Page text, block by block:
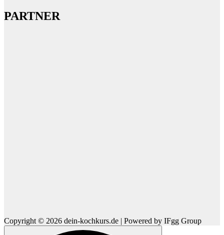
PARTNER
Copyright © 2026 dein-kochkurs.de | Powered by IFgg Group